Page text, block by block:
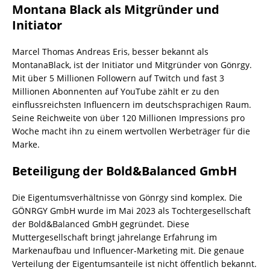
Montana Black als Mitgründer und
Initiator
Marcel Thomas Andreas Eris, besser bekannt als
MontanaBlack, ist der Initiator und Mitgründer von Gönrgy.
Mit über 5 Millionen Followern auf Twitch und fast 3
Millionen Abonnenten auf YouTube zählt er zu den
einflussreichsten Influencern im deutschsprachigen Raum.
Seine Reichweite von über 120 Millionen Impressions pro
Woche macht ihn zu einem wertvollen Werbeträger für die
Marke.
Beteiligung der Bold&Balanced GmbH
Die Eigentumsverhältnisse von Gönrgy sind komplex. Die
GÖNRGY GmbH wurde im Mai 2023 als Tochtergesellschaft
der Bold&Balanced GmbH gegründet. Diese
Muttergesellschaft bringt jahrelange Erfahrung im
Markenaufbau und Influencer-Marketing mit. Die genaue
Verteilung der Eigentumsanteile ist nicht öffentlich bekannt.